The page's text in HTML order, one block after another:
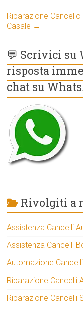
Riparazione
Casale →
💬 Scrivici su
risposta
chat su
Rivolgiti a
Assistenza Cancelli
Assistenza Cancelli
Automazione
Riparazione Cancelli
Riparazione Cancelli